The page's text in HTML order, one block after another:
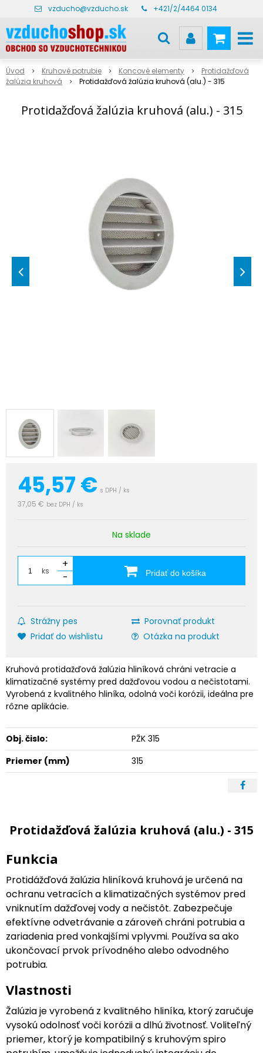
vzducho@vzducho.sk +421/2/4464 0134
Úvod Kruhové potrubie Koncové elementy
Protidažďová
žalúzia kruhová
Protidažďová žalúzia kruhová (alu.) - 315
Protidažďová žalúzia kruhová (alu.) - 315
45,57€ s DPH / ks
37,05 € bez DPH / ks
Na sklade
ks
+
-
Pridať do košíka
Strážny pes
Porovnať produkt
Pridať do wishlistu
Otázka na produkt
Kruhová protidažďová žalúzia hliníková chráni vetracie a
klimatizačné systémy pred dažďovou vodou a nečistotami.
Vyrobená z kvalitného hliníka, odolná voči korózii, ideálna pre
rôzne aplikácie.
Obj. čislo:
PŽK 315
Priemer (mm)
315
Protidažďová žalúzia kruhová (alu.) - 315
Funkcia
Protidážďová žalúzia hliníková kruhová je určená na
ochranu vetracích a klimatizačných systémov pred
vniknutím dažďovej vody a nečistôt. Zabezpečuje
efektívne odvetrávanie a zároveň chráni potrubia a
zariadenia pred vonkajšími vplyvmi. Používa sa ako
ukončovací prvok prívodného alebo odvodného
potrubia.
Vlastnosti
Žalúzia je vyrobená z kvalitného hliníka, ktorý zaručuje
vysokú odolnosť voči korózii a dlhú životnosť. Voliteľný
priemer, ktorý je kompatibilný s kruhovým spiro